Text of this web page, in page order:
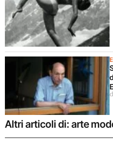
Altri articoli di: arte